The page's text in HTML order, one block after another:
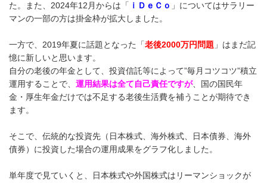
た。また、2024年12月からは「 ｉＤｅＣｏ 」についてはサラリー
マンの一部の方は掛金枠が拡大しました。
一方で、2019年夏に話題となった「老後2000万円問題 」はまだ記
憶に新しいと思います。
自分の老後の年金として、投資信託等によって”毎月コツコツ”積立
運用することで、 運用結果は全て自己責任ですが、国の国民年
金・厚生年金だけでは不足する老後生活費を補うことが期待でき
ます。
そこで、伝統的な投資先（日本株式、海外株式、日本債券、海外
債券）に投資した場合の運用成果をグラフ化しました。
単年度で見ていくと、日本株式や外国株式はリーマンショックが